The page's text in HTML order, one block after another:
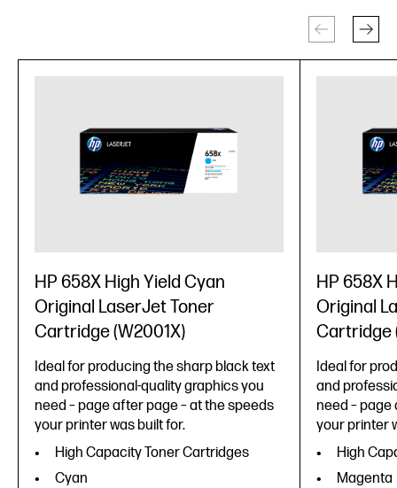
HP 658X High Yield Cyan
Original LaserJet Toner
Cartridge (W2001X)
Ideal for producing the sharp black text
and professional-quality graphics you
need – page after page – at the speeds
your printer was built for.
High Capacity Toner Cartridges
Cyan
HP 658X
Original
Cartridge
Ideal for
and
need –
your printer
High
Magenta